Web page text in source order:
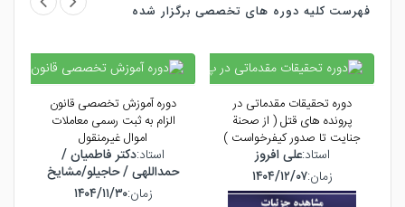
فهرست کلیه دوره های تخصصی برگزار شده
دوره تحقیقات مقدماتی در
پرونده های قتل ( از صحنة
جنایت تا صدور کیفرخواست )
استاد:علی افروز
زمان:۱۴۰۴/۱۲/۰۷
دوره آموزش تخصصی قانون
الزام به ثبت رسمی معاملات
اموال غیرمنقول
استاد:دکتر فاطمیان /
حمداللهی / حاجیلو/مشایخ
زمان:۱۴۰۴/۱۱/۳۰